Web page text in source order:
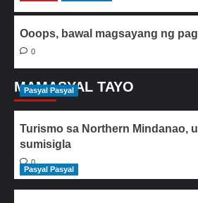
Ooops, bawal magsayang ng
0
MAMASYAL TAYO
Pasyal Pasyal
Turismo sa Northern Mindanao,
sumisigla
0
Pasyal Pasyal